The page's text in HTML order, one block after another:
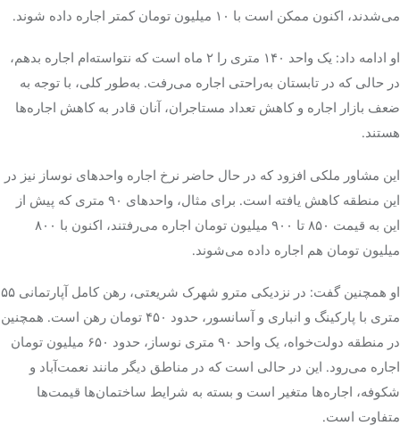
می‌شدند، اکنون ممکن است با ۱۰ میلیون تومان کمتر اجاره داده شوند.
او ادامه داد: یک واحد ۱۴۰ متری را ۲ ماه است که نتواسته‌ام اجاره بدهم،
در حالی که در تابستان به‌راحتی اجاره می‌رفت. به‌طور کلی، با توجه به
ضعف بازار اجاره و کاهش تعداد مستاجران، آنان قادر به کاهش اجاره‌ها
هستند.
این مشاور ملکی افزود که در حال حاضر نرخ اجاره واحدهای نوساز نیز در
این منطقه کاهش یافته است. برای مثال، واحدهای ۹۰ متری که پیش از
این به قیمت ۸۵۰ تا ۹۰۰ میلیون تومان اجاره می‌رفتند، اکنون با ۸۰۰
میلیون تومان هم اجاره داده می‌شوند.
او همچنین گفت: در نزدیکی مترو شهرک شریعتی، رهن کامل آپارتمانی ۵۵
متری با پارکینگ و انباری و آسانسور، حدود ۴۵۰ تومان رهن است. همچنین
در منطقه دولت‌خواه، یک واحد ۹۰ متری نوساز، حدود ۶۵۰ میلیون تومان
اجاره می‌رود. این در حالی است که در مناطق دیگر مانند نعمت‌آباد و
شکوفه، اجاره‌ها متغیر است و بسته به شرایط ساختمان‌ها قیمت‌ها
متفاوت است.